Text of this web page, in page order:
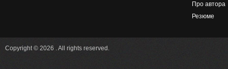
Про автора
Резюме
Copyright © 2026 . All rights reserved.